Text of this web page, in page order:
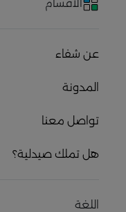
الأقسام
عن شفاء
المدونة
تواصل معنا
هل تملك صيدلية؟
اللغة